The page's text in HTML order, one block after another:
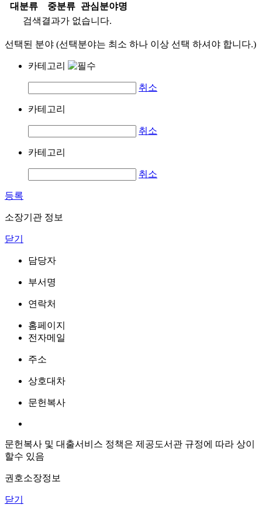
대분류
중분류
관심분야명
검색결과가 없습니다.
선택된 분야 (선택분야는 최소 하나 이상 선택 하셔야 합니다.)
카테고리
취소
카테고리
취소
카테고리
취소
등록
소장기관 정보
닫기
담당자
부서명
연락처
홈페이지
전자메일
주소
상호대차
문헌복사
문헌복사 및 대출서비스 정책은 제공도서관 규정에 따라 상이
할수 있음
권호소장정보
닫기